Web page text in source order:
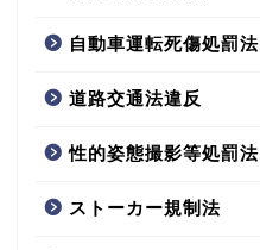
自動車運転死傷処罰法
道路交通法違反
性的姿態撮影等処罰法
ストーカー規制法